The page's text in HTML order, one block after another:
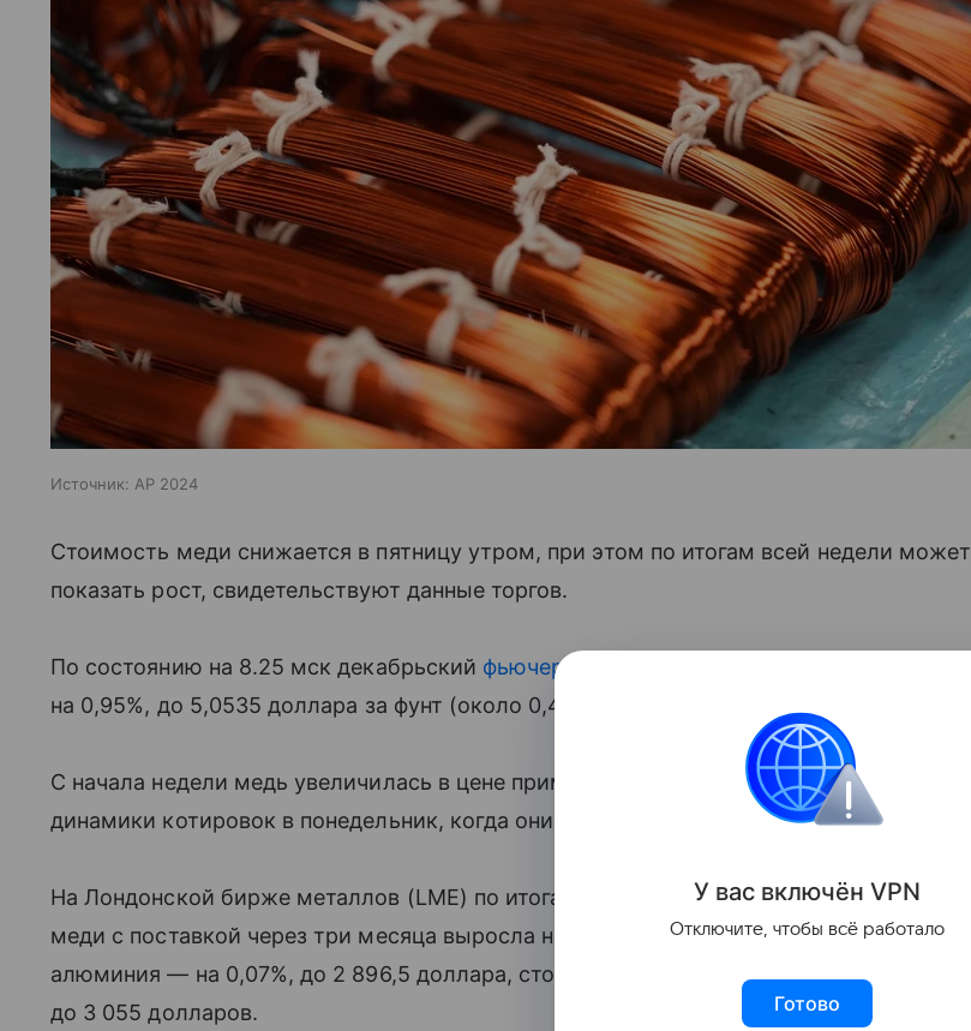
Источник: AP 2024
Стоимость меди снижается в пятницу утром, при этом по итогам всей недели может
показать рост, свидетельствуют данные торгов.
По состоянию на 8.25 мск декабрьский фьючерс
на 0,95%, до 5,0535 доллара за фунт (около 0,45 килограмма).
С начала недели медь увеличилась в цене примерно на 2%, в основном за счет
динамики котировок в понедельник, когда они поднялись на 3%.
На Лондонской бирже металлов (LME) по итогам торгов четверга стоимость тонны
меди с поставкой через три месяца выросла на 0,11%, до 10 956 долларов,
алюминия — на 0,07%, до 2 896,5 доллара, стоимость цинка снизилась на 0,65%,
до 3 055 долларов.
У вас включён VPN
Отключите, чтобы всё работало
Готово